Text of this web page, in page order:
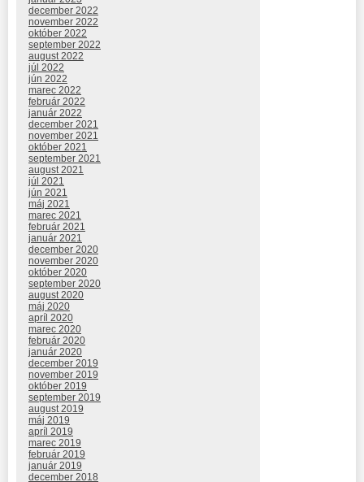
december 2022
november 2022
október 2022
september 2022
august 2022
júl 2022
jún 2022
marec 2022
február 2022
január 2022
december 2021
november 2021
október 2021
september 2021
august 2021
júl 2021
jún 2021
máj 2021
marec 2021
február 2021
január 2021
december 2020
november 2020
október 2020
september 2020
august 2020
máj 2020
apríl 2020
marec 2020
február 2020
január 2020
december 2019
november 2019
október 2019
september 2019
august 2019
máj 2019
apríl 2019
marec 2019
február 2019
január 2019
december 2018